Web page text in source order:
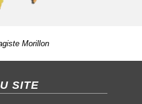
Morillon
SITE